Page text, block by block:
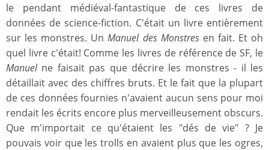
le pendant médiéval-fantastique de ces livres de
données de science-fiction. C'était un livre entièrement
sur les monstres. UnManuel des Monstresen fait. Et oh
quel livre c'était! Comme les livres de référence de SF, le
Manuel ne faisait pas que décrire les monstres - il les
détaillait avec des chiffres bruts. Et le fait que la plupart
de ces données fournies n'avaient aucun sens pour moi
rendait les écrits encore plus merveilleusement obscurs.
Que m'importait ce qu'étaient les "dés de vie" ? Je
pouvais voir que les trolls en avaient plus que les ogres,